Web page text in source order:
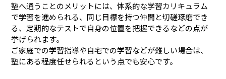
塾へ通うことのメリットには、体系的な学習カリキュラム
で学習を進められる、同じ目標を持つ仲間と切磋琢磨でき
る、定期的なテストで自身の位置を把握できるなどの点が
挙げられます。
ご家庭での学習指導や自宅での学習などが難しい場合は、
塾にある程度任せられるという点でも安心です。